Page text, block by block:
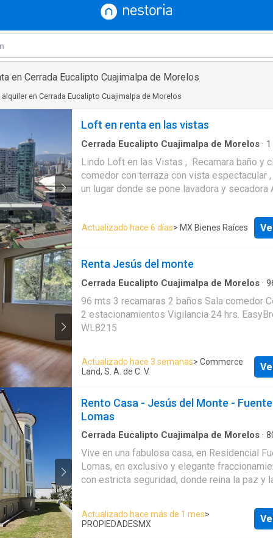
en Cerrada Eucalipto Cuajimalpa de Morelos
en Cerrada Eucalipto Cuajimalpa de Morelos
Loft en renta en las vistas
Cerrada Eucalipto Cuajimalpa de Morelos · 1
Apartamento
Seguridad
Lindo Loft en las Vistas , Recamara baño y
comedor con terraza con vista espectacular
un lugar donde se pone lavadora y secadora
Actualizado hace 6 días> MX Bienes Raí­ces
Renta Jesús del monte
Cerrada Eucalipto Cuajimalpa de Morelos ·
Conserje·Jardín·Elevador
96 mts 3 recamaras 2 baños Sala comedor Cocina abierta
2 estacionamientos Vigilancia 24 hrs. EasyBroker ID: EB-
WL8215
Actualizado hace 3 semanas> Commerce
Land, S. A. de C. V.
Rento Casa - Jesús del Monte -
Lomas
Cerrada Eucalipto Cuajimalpa de Morelos ·
Condominio
Estacionamiento·Cocina equipada·Chimenea
Portero automático·Despacho·Cuarto de
Patio
Vive en una fabulosa casa, en Residencial
Lomas, en exclusivo y elegante
con estricta seguridad, donde reina la paz y
empedradas. Consta de: amplia sala,
en doble altura, herrería en hierro forjado,
Actualizado hace más de 1 mes>
PROPIEDADESMX